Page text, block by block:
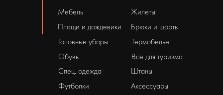
Жилеты
Плащи и дождевики
Головные уборы
Обувь
Штаны
Мебель
Брюки и шорты
Термобелье
Всё для туризма
Аксессуары
Спец. одежда
Футболки